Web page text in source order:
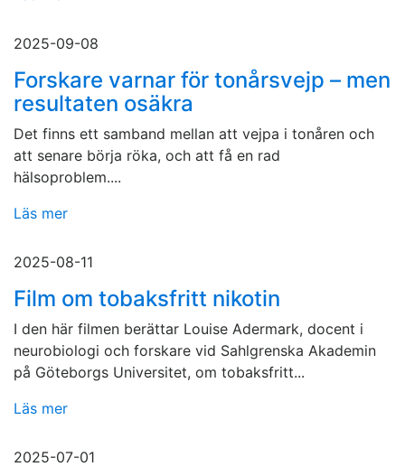
2025-09-08
Forskare varnar för tonårsvejp – men
resultaten osäkra
Det finns ett samband mellan att vejpa i tonåren och
att senare börja röka, och att få en rad
hälsoproblem....
Läs mer
2025-08-11
Film om tobaksfritt nikotin
I den här filmen berättar Louise Adermark, docent i
neurobiologi och forskare vid Sahlgrenska Akademin
på Göteborgs Universitet, om tobaksfritt...
Läs mer
2025-07-01